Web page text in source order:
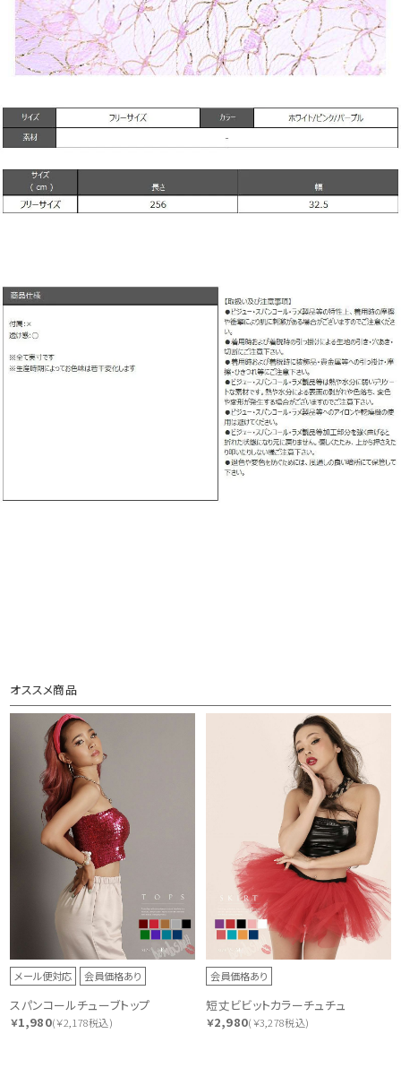
オススメ商品
メール便対応 会員価格あり
スパンコールチューブトップ
￥1,980(￥2,178税込)
会員価格あり
短丈ビビットカラーチュチュ
￥2,980(￥3,278税込)